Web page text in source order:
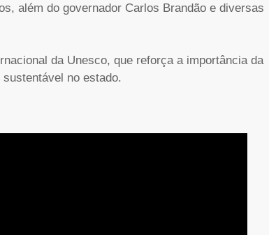
além do governador Carlos Brandão e diversas
da Unesco, que reforça a importância da
no estado.